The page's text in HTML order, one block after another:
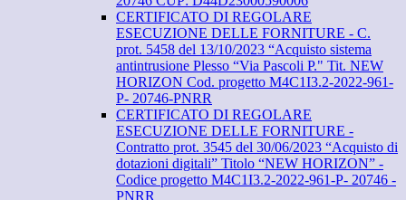
CERTIFICATO DI REGOLARE
ESECUZIONE DELLE FORNITURE - C.
prot. 5458 del 13/10/2023 “Acquisto sistema
antintrusione Plesso “Via Pascoli P." Tit. NEW
HORIZON Cod. progetto M4C1I3.2-2022-961-
P- 20746-PNRR
CERTIFICATO DI REGOLARE
ESECUZIONE DELLE FORNITURE -
Contratto prot. 3545 del 30/06/2023 “Acquisto di
dotazioni digitali” Titolo “NEW HORIZON” -
Codice progetto M4C1I3.2-2022-961-P- 20746 -
PNRR